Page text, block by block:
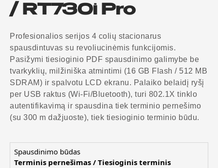
/ RT730i Pro
Profesionalios serijos 4 colių stacionarus
spausdintuvas su revoliucinėmis funkcijomis.
Pasižymi tiesioginio PDF spausdinimo galimybe be
tvarkyklių, milžiniška atmintimi (16 GB Flash / 512 MB
SDRAM) ir spalvotu LCD ekranu. Palaiko belaidį ryšį
per USB raktus (Wi-Fi/Bluetooth), turi 802.1X tinklo
autentifikavimą ir spausdina tiek terminio pernešimo
(su 300 m dažjuoste), tiek tiesioginio terminio būdu.
Spausdinimo būdas
Terminis pernešimas / Tiesioginis terminis